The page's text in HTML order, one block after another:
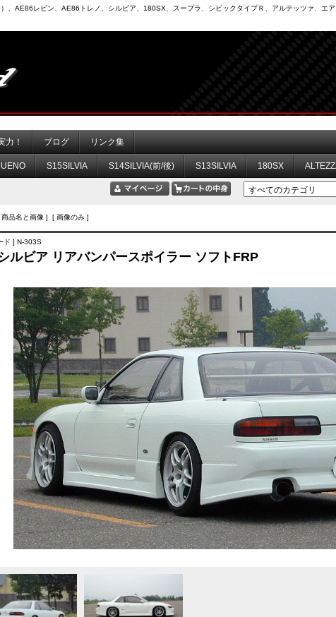
、AE86レビン、AE86トレノ、シルビア、180SX、スープラ、シビックタイプＲ、アルテッツァ、エ
力！ ブログ リンク集
S15SILVIA S14SILVIA(前/後) S13SILVIA 180SX
品名と画像 ] [ 画像のみ ]
ド ] N-303S
ルビア リアバンパースポイラー ソフトFRP